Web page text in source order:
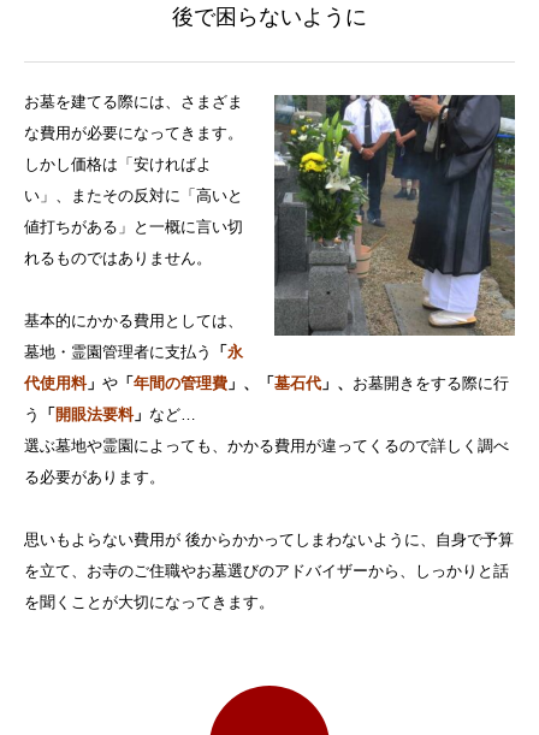
後で困らないように
お墓を建てる際には、さまざま
な費用が必要になってきます。
しかし価格は「安ければよ
い」、またその反対に「高いと
値打ちがある」と一概に言い切
れるものではありません。
基本的にかかる費用としては、
墓地・霊園管理者に支払う
「 永
代使用料」 や 「 年間の管理費 」、「 墓石代 」、 お墓開きをする際に行
う
「 開眼法要料」 など…
選ぶ墓地や霊園によっても、かかる費用が違ってくるので詳しく調べ
る必要があります。
思いもよらない費用が 後からかかってしまわないように、自身で予算
を立て、お寺のご住職やお墓選びのアドバイザーから、しっかりと話
を聞くことが大切になってきます。